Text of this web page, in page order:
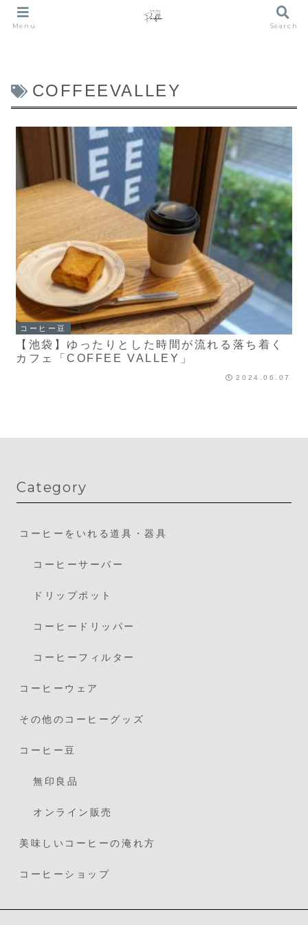
COFFEEVALLEY
コーヒー豆
【池袋】ゆったりとした時間が流れる落ち着く
カフェ「COFFEE VALLEY」
2024.06.07
Category
コーヒーをいれる道具・器具
コーヒーサーバー
ドリップポット
コーヒードリッパー
コーヒーフィルター
コーヒーウェア
その他のコーヒーグッズ
コーヒー豆
無印良品
オンライン販売
美味しいコーヒーの淹れ方
コーヒーショップ
Menu Search